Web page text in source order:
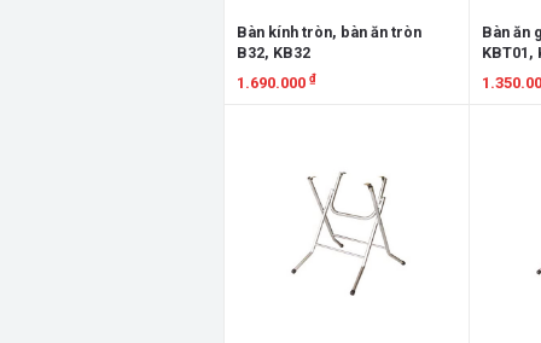
Bàn kính tròn, bàn ăn tròn
B32, KB32
1.690.000 ₫
Bàn ăn
KBT01,